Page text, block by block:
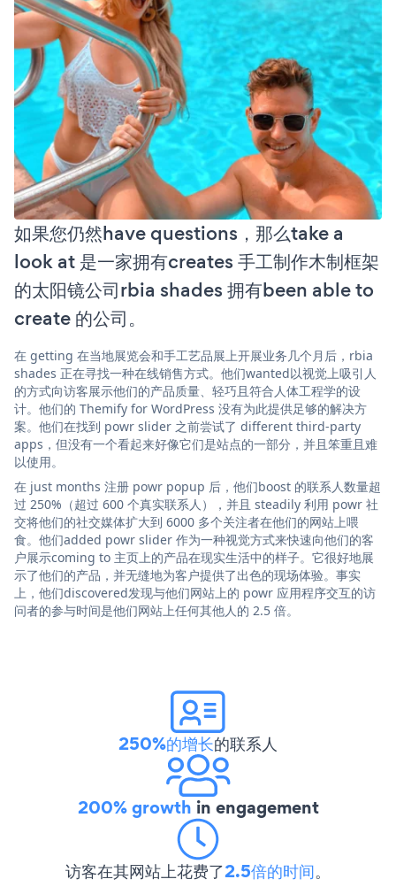
如果您仍然have questions，那么take a
look at 是一家拥有creates 手工制作木制框架
的太阳镜公司rbia shades 拥有been able to
create 的公司。
在 getting 在当地展览会和手工艺品展上开展业务几个月后，rbia
shades 正在寻找一种在线销售方式。他们wanted以视觉上吸引人
的方式向访客展示他们的产品质量、轻巧且符合人体工程学的设
计。他们的 Themify for WordPress 没有为此提供足够的解决方
案。他们在找到 powr slider 之前尝试了 different third-party
apps，但没有一个看起来好像它们是站点的一部分，并且笨重且难
以使用。
在 just months 注册 powr popup 后，他们boost 的联系人数量超
过 250%（超过 600 个真实联系人），并且 steadily 利用 powr 社
交将他们的社交媒体扩大到 6000 多个关注者在他们的网站上喂
食。他们added powr slider 作为一种视觉方式来快速向他们的客
户展示coming to 主页上的产品在现实生活中的样子。它很好地展
示了他们的产品，并无缝地为客户提供了出色的现场体验。事实
上，他们discovered发现与他们网站上的 powr 应用程序交互的访
问者的参与时间是他们网站上任何其他人的 2.5 倍。
250%的增长的联系人
200% growth in engagement
访客在其网站上花费了2.5倍的时间。